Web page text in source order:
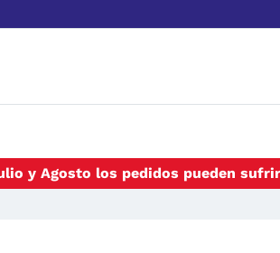
y Agosto los pedidos pueden